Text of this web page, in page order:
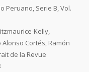
Peruano, Serie B, Vol.
Kelly,
Cortés, Ramón
de la Revue